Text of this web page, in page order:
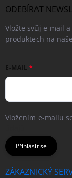
ODEBÍRAT
Vložte svůj e-mail
produktech na
E-MAIL
Vložením e-mailu
Přihlásit se
ZÁKAZNICKÝ